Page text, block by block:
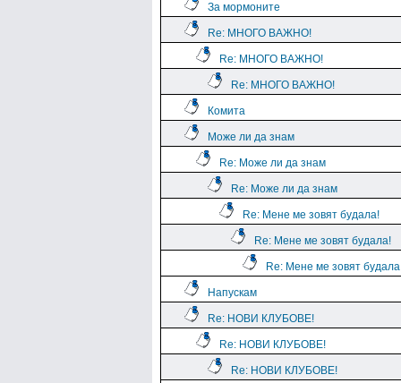
За мормоните
Re: МНОГО ВАЖНО!
Re: МНОГО ВАЖНО!
Re: МНОГО ВАЖНО!
Комита
Може ли да знам
Re: Може ли да знам
Re: Може ли да знам
Re: Мене ме зовят будала!
Re: Мене ме зовят будала!
Re: Мене ме зовят
Напускам
Re: НОВИ КЛУБОВЕ!
Re: НОВИ КЛУБОВЕ!
Re: НОВИ КЛУБОВЕ!